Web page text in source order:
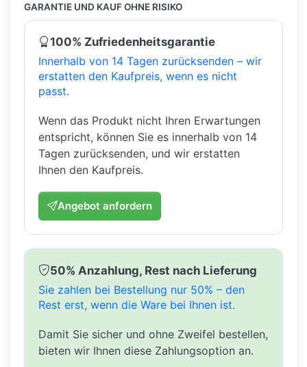
GARANTIE UND KAUF OHNE RISIKO
100% Zufriedenheitsgarantie
Innerhalb von 14 Tagen zurücksenden – wir
erstatten den Kaufpreis, wenn es nicht
passt.
Wenn das Produkt nicht Ihren Erwartungen
entspricht, können Sie es innerhalb von 14
Tagen zurücksenden, und wir erstatten
Ihnen den Kaufpreis.
Angebot anfordern
50% Anzahlung, Rest nach Lieferung
Sie zahlen bei Bestellung nur 50% – den
Rest erst, wenn die Ware bei Ihnen ist.
Damit Sie sicher und ohne Zweifel bestellen,
bieten wir Ihnen diese Zahlungsoption an.